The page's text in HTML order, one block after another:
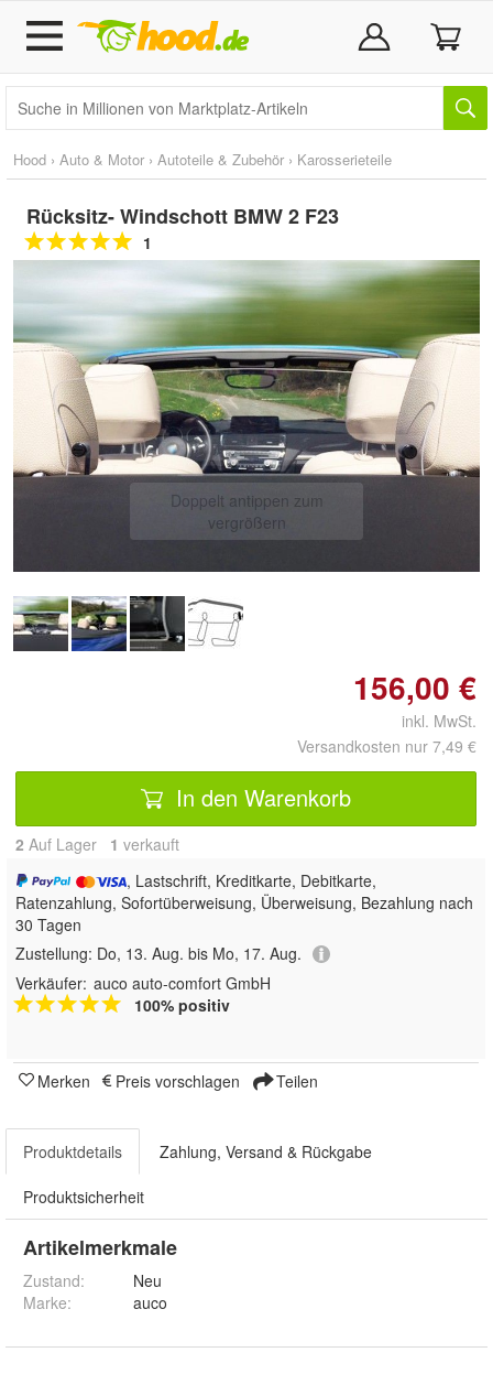
Hood › Auto & Motor › Autoteile & Zubehör › Karosserieteile
Rücksitz- Windschott BMW 2 F23
1
Doppelt antippen zum
vergrößern
156,00 €
inkl. MwSt.
Versandkosten nur 7,49 €
In den Warenkorb
2 Auf Lager 1 verkauft
, Lastschrift, Kreditkarte, Debitkarte,
Ratenzahlung, Sofortüberweisung, Überweisung, Bezahlung nach
30 Tagen
Zustellung: Do, 13. Aug. bis Mo, 17. Aug.
Verkäufer: auco auto-comfort GmbH
100% positiv
Merken Preis vorschlagen Teilen
Produktdetails Zahlung, Versand & Rückgabe
Produktsicherheit
Artikelmerkmale
Zustand:
Neu
Marke:
auco